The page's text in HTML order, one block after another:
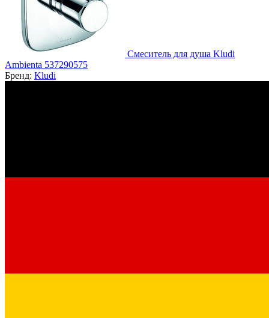
Смеситель для душа Kludi
Ambienta 537290575
Бренд: Kludi